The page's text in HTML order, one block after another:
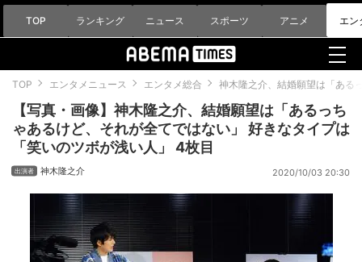
TOP ランキング ニュース スポーツ アニメ エン
TOP エンタメニュース エンタメ総合 神木隆之介、結婚願望は「ある
【写真・画像】神木隆之介、結婚願望は「あるっち
ゃあるけど、それが全てではない」 好きなタイプは
「笑いのツボが浅い人」 4枚目
神木隆之介 2020/10/03 20:30